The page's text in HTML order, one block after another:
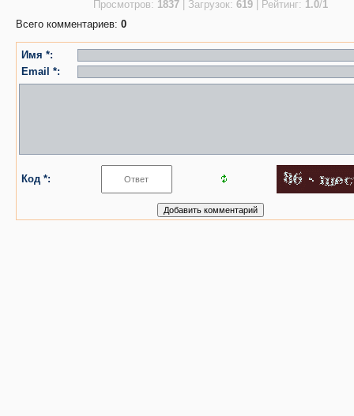
Просмотров: 1837 Загрузок: 619 Рейтинг: 1.0/1
Всего комментариев: 0
Имя *:
Email *:
Код *: